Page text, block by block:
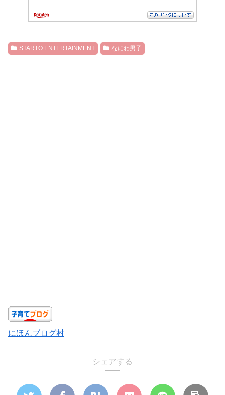
STARTO ENTERTAINMENT なにわ男子
にほんブログ村
シェアする